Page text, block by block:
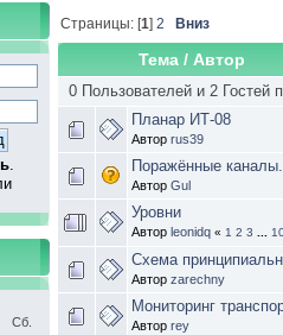
.
Сб.
Страницы: [1]2 Вниз
Тема/ Автор
0 Пользователей и 2 Гостей
Планар ИТ-08
Автор rus39
Поражённые каналы.
Автор Gul
Уровни
Автор leonidq « 1 2 3 ...
Схема
Автор zarechny
Мониторинг
Автор rey